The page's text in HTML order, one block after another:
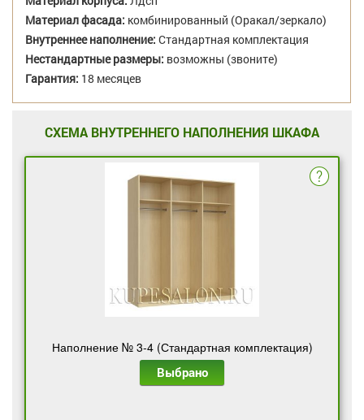
Материал фасада: комбинированный (Оракал/зеркало)
Внутреннее наполнение: Стандартная комплектация
Нестандартные размеры: возможны (звоните)
Гарантия: 18 месяцев
СХЕМА ВНУТРЕННЕГО НАПОЛНЕНИЯ ШКАФА
Наполнение № 3-4 (Стандартная комплектация)
Выбрано